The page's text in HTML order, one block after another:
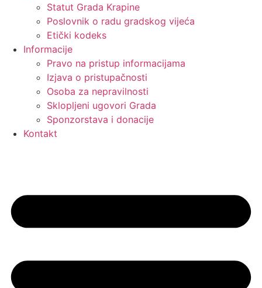
Statut Grada Krapine
Poslovnik o radu gradskog vijeća
Etički kodeks
Informacije
Pravo na pristup informacijama
Izjava o pristupačnosti
Osoba za nepravilnosti
Sklopljeni ugovori Grada
Sponzorstava i donacije
Kontakt